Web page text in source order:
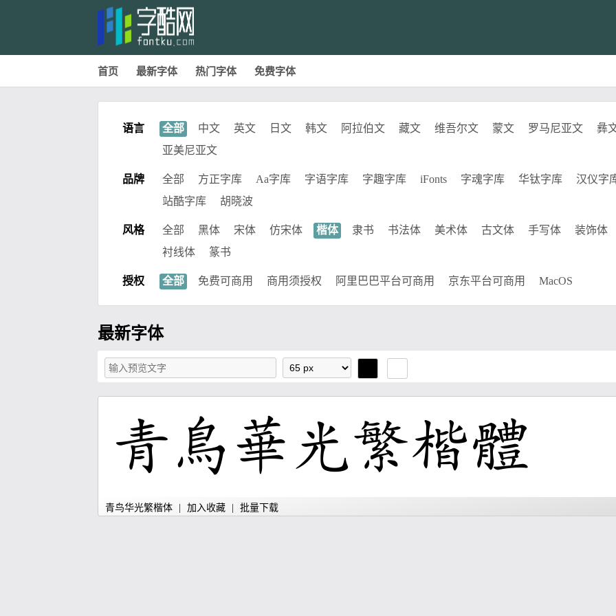
首页 最新字体 热门字体 免费字体
语言 全部 中文 英文 日文 韩文 阿拉伯文 藏文 维吾尔文 蒙文 罗马尼亚文
彝
亚美尼亚文
品牌 全部 方正字库 Aa字库 字语字库 字趣字库 iFonts 字魂字库 华钛字库
汉仪字
站酷字库
胡晓波
风格 全部 黑体 宋体 仿宋体 楷体 隶书 书法体 美术体 古文体 手写体
装饰体
衬线体
篆书
授权 全部 免费可商用 商用须授权 阿里巴巴平台可商用 京东平台可商用 MacOS
最新字体
青鸟华光繁楷体 加入收藏 批量下载